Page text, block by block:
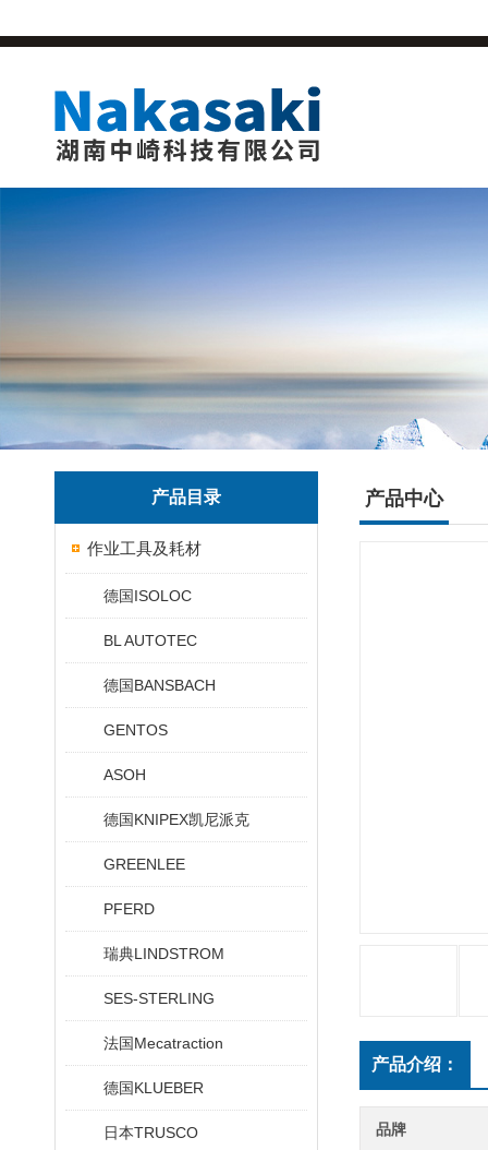
产品目录
作业工具及耗材
德国ISOLOC
BL AUTOTEC
德国BANSBACH
GENTOS
ASOH
德国KNIPEX凯尼派克
GREENLEE
PFERD
瑞典LINDSTROM
SES-STERLING
法国Mecatraction
德国KLUEBER
日本TRUSCO
产品中心
产品介绍：
品牌